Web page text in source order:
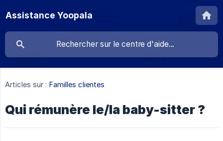
Assistance Yoopala
Articles sur : Familles clientes
Qui rémunère le/la baby-sitter ?